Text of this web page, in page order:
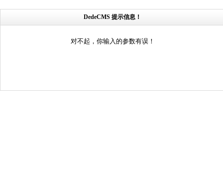
DedeCMS 提示信息！
对不起，你输入的参数有误！